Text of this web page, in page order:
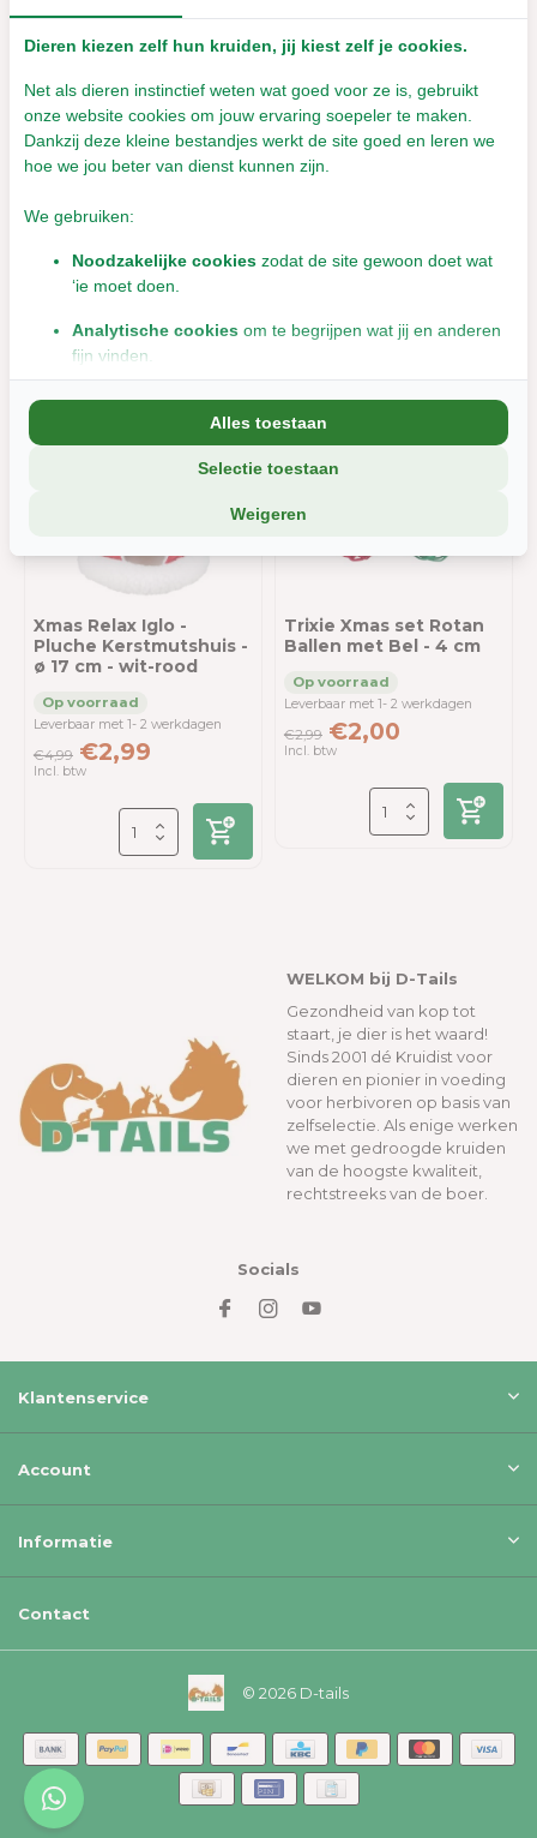
Sale 38%
Xmas Schuilplaats
Kersthuis Mini - 15 x 12 x
15 cm - wit-rood
Leverbaar met 1- 2 werkdagen
Incl. btw
Sale 38%
Xmas Relax Iglo -
Leverbaar met 1- 2 werkdagen
Xmas Relax Iglo -
Pluche Kerstmutshuis -
ø 17 cm - wit-rood
Leverbaar met 1- 2 werkdagen
€4,99 €2,99
Incl. btw
Sale 33%
Trixie Xmas set Rotan
Ballen met Bel - 4 cm
Leverbaar met 1- 2 werkdagen
€2,99 €2,00
Incl. btw
WELKOM bij D-Tails
Gezondheid van kop tot
staart, je dier is het waard!
Sinds 2001 dé Kruidist voor
dieren en pionier in voeding
voor herbivoren op basis van
zelfselectie. Als enige werken
we met gedroogde kruiden
van de hoogste kwaliteit,
rechtstreeks van de boer.
Socials
Klantenservice
Account
Informatie
Contact
© 2026 D-tails
Dieren kiezen zelf hun kruiden, jij kiest zelf je cookies.
Net als dieren instinctief weten wat goed voor ze is, gebruikt
onze website cookies om jouw ervaring soepeler te maken.
Dankzij deze kleine bestandjes werkt de site goed en leren we
hoe we jou beter van dienst kunnen zijn.
We gebruiken:
Noodzakelijke cookies zodat de site gewoon doet wat
‘ie moet doen.
Analytische cookies om te begrijpen wat jij en anderen
fijn vinden.
Marketingcookiesom jou relevante informatie en
aanbiedingen te tonen.
We delen soms gegevens met partners (zoals social media en
deelt, of die ze elders van je hebben.
Wil je liever geen cookies? Dan werkt de site nog steeds, maar
misschien net iets minder soepel.
Weigeren
Selectie toestaan
Alles toestaan